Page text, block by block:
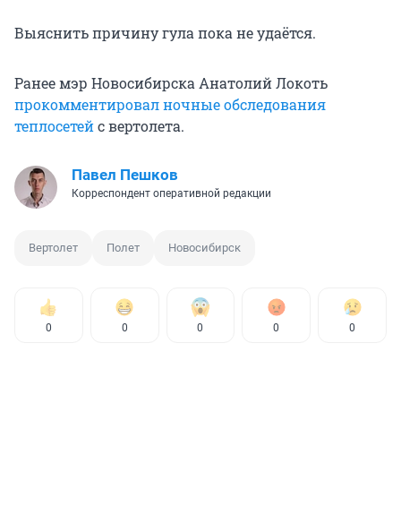
Выяснить причину гула пока не удаётся.
Ранее мэр Новосибирска Анатолий Локоть
прокомментировал ночные обследования
теплосетейс вертолета.
Павел Пешков
Корреспондент оперативной редакции
Вертолет Полет Новосибирск
0 0 0 0 0